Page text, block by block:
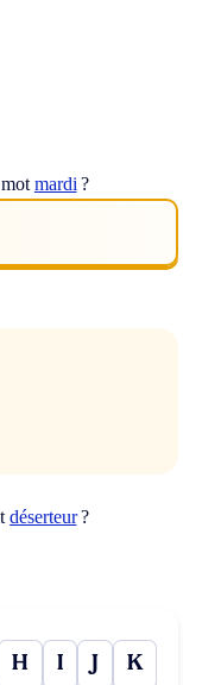
mardi ?
déserteur?
H I J K